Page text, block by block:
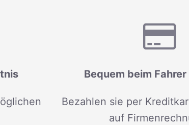
Bequem beim
Bezahlen sie per
auf